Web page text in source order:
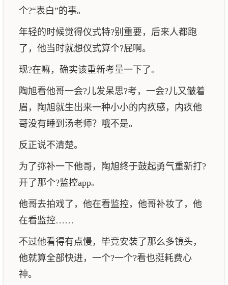
个?“表白”的事。
年轻的时候觉得仪式特?别重要，后来人都跑
了，他当时就想仪式算个?屁啊。
现?在嘛，确实该重新考量一下了。
陶旭看他哥一会?儿发呆思?考，一会?儿又皱着
眉，陶旭就生出来一种小小的内疚感，内疚他
哥没有睡到汤老师？哦不是。
反正说不清楚。
为了弥补一下他哥，陶旭终于鼓起勇气重新打?
开了那个?监控app。
他哥去拍戏了，他在看监控，他哥补妆了，他
在看监控……
不过他看得有点慢，毕竟安装了那么多镜头，
他就算全部快进，一个?一个?看也挺耗费心
神。